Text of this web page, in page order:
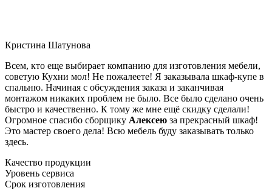
Кристина Шатунова
Всем, кто еще выбирает компанию для изготовления мебели,
советую Кухни мол! Не пожалеете! Я заказывала шкаф-купе в
спальню. Начиная с обсуждения заказа и заканчивая
монтажом никаких проблем не было. Все было сделано очень
быстро и качественно. К тому же мне ещё скидку сделали!
Огромное спасибо сборщику Алексею за прекрасный шкаф!
Это мастер своего дела! Всю мебель буду заказывать только
здесь.
Качество продукции
Уровень сервиса
Срок изготовления